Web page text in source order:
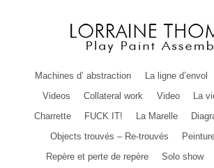
Machines d’ abstraction La ligne d’envol
Videos
Collateral work Video
La
Charrette
FUCK IT! La Marelle
Objects trouvés – Re-trouvés
Repère et perte de repère
Solo show